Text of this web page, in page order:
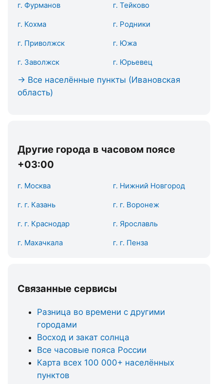
г. Фурманов г. Тейково
г. Кохма г. Родники
г. Приволжск г. Южа
г. Заволжск г. Юрьевец
→ Все населённые пункты (Ивановская
область)
Другие города в часовом поясе
+03:00
г. Москва г. Нижний Новгород
г. г. Казань г. г. Воронеж
г. г. Краснодар г. Ярославль
г. Махачкала г. г. Пенза
Связанные сервисы
Разница во времени с другими
городами
Восход и закат солнца
Все часовые пояса России
Карта всех 100 000+ населённых
пунктов